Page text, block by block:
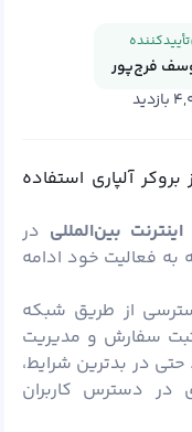
تأییدکننده
فرج‌پور
آلپاری استفاده
بین‌المللی در
فعالیت خود ادامه
از طریق شبکه
ثبت سفارش و مدیریت
در بدترین شرایط،
در دسترس کاربران